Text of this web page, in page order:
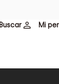
Buscar Mi